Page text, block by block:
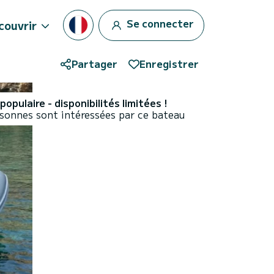
Se connecter
Partager Enregistrer
- disponibilités limitées !
sont intéressées par ce bateau